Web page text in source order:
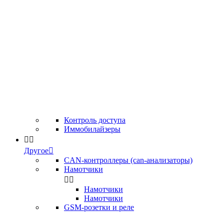
Контроль доступа
Иммобилайзеры
 
Другое
CAN-контроллеры (can-анализаторы)
Намотчики
 
Намотчики
Намотчики
GSM-розетки и реле